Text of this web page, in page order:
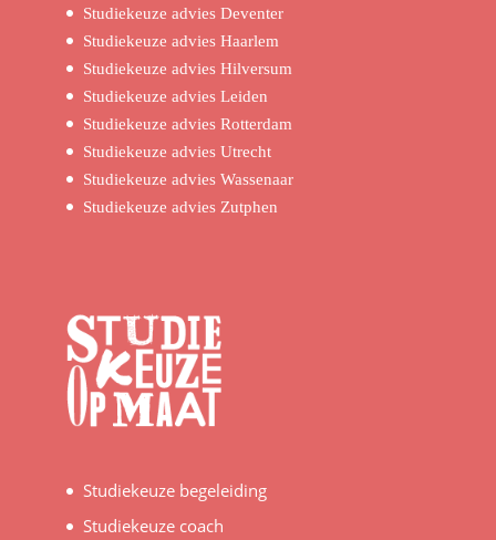
Studiekeuze advies Deventer
Studiekeuze advies Haarlem
Studiekeuze advies Hilversum
Studiekeuze advies Leiden
Studiekeuze advies Rotterdam
Studiekeuze advies Utrecht
Studiekeuze advies Wassenaar
Studiekeuze advies Zutphen
Studiekeuze begeleiding
Studiekeuze coach